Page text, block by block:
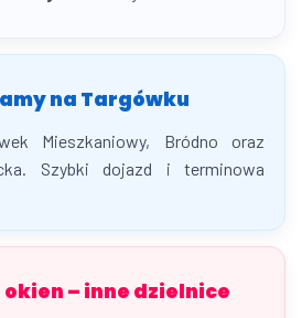
na Targówku
Mieszkaniowy, Bródno oraz
Szybki dojazd i terminowa
okien – inne dzielnice